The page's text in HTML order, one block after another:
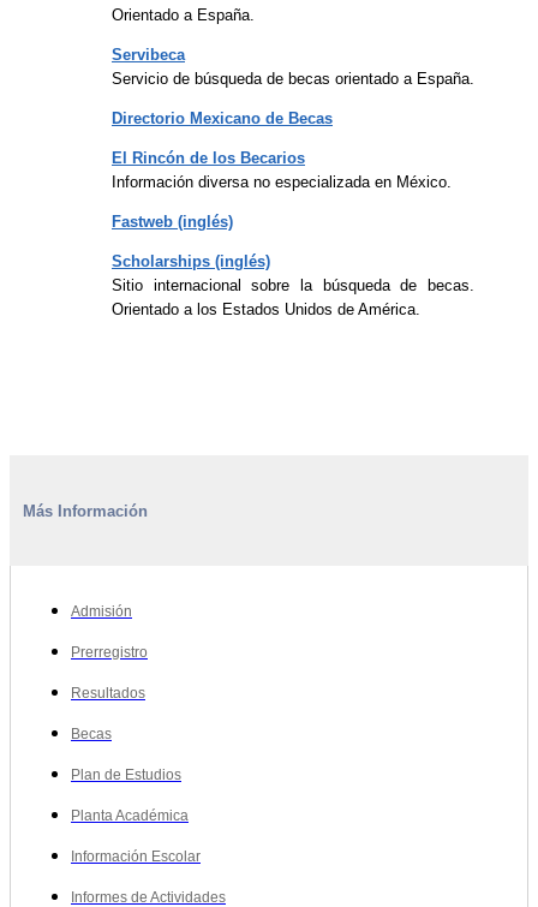
Orientado a España.
Servibeca
Servicio de búsqueda de becas orientado a España.
Directorio Mexicano de Becas
El Rincón de los Becarios
Información diversa no especializada en México.
Fastweb (inglés)
Scholarships (inglés)
Sitio internacional sobre la búsqueda de becas.
Orientado a los Estados Unidos de América.
Más Información
Admisión
Prerregistro
Resultados
Becas
Plan de Estudios
Planta Académica
Información Escolar
Informes de Actividades